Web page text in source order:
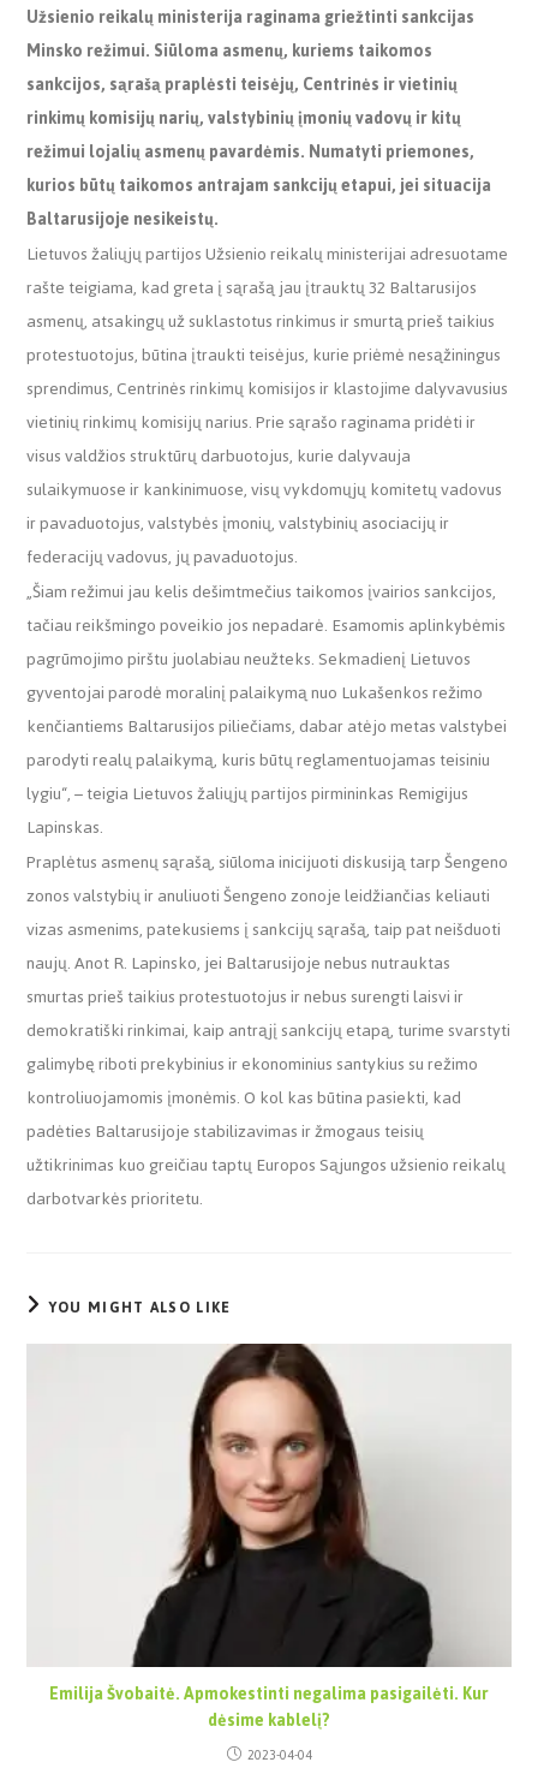
Užsienio reikalų ministerija raginama griežtinti sankcijas
Minsko režimui. Siūloma asmenų, kuriems taikomos
sankcijos, sąrašą praplėsti teisėjų, Centrinės ir vietinių
rinkimų komisijų narių, valstybinių įmonių vadovų ir kitų
režimui lojaliųasmenų pavardėmis. Numatyti priemones,
kurios būtų taikomos antrajam sankcijų etapui, jei situacija
Baltarusijoje nesikeistų.
Lietuvos žaliųjų partijos Užsienio reikalų ministerijai adresuotame
rašte teigiama, kad greta į sąrašą jau įtrauktų 32 Baltarusijos
asmenų, atsakingų už suklastotus rinkimus ir smurtą prieš taikius
protestuotojus, būtina įtraukti teisėjus, kurie priėmė nesąžiningus
sprendimus, Centrinės rinkimų komisijos ir klastojime dalyvavusius
vietinių rinkimų komisijų narius. Prie sąrašo raginama pridėti ir
visus valdžios struktūrų darbuotojus, kurie dalyvauja
sulaikymuose ir kankinimuose, visų vykdomųjų komitetų vadovus
ir pavaduotojus, valstybės įmonių, valstybinių asociacijų ir
federacijų vadovus, jų pavaduotojus.
„Šiam režimui jau kelis dešimtmečius taikomos įvairios sankcijos,
tačiau reikšmingo poveikio jos nepadarė. Esamomis aplinkybėmis
pagrūmojimo pirštu juolabiau neužteks. Sekmadienį Lietuvos
gyventojai parodė moralinį palaikymą nuo Lukašenkos režimo
kenčiantiems Baltarusijos piliečiams, dabar atėjo metas valstybei
parodyti realų palaikymą, kuris būtų reglamentuojamas teisiniu
lygiu“, – teigia Lietuvos žaliųjų partijos pirmininkas Remigijus
Lapinskas.
Praplėtus asmenų sąrašą, siūloma inicijuoti diskusiją tarp Šengeno
zonos valstybių ir anuliuoti Šengeno zonoje leidžiančias keliauti
vizas asmenims, patekusiems į sankcijų sąrašą, taip pat neišduoti
naujų. Anot R. Lapinsko, jei Baltarusijoje nebus nutrauktas
smurtas prieš taikius protestuotojus ir nebus surengti laisvi ir
demokratiški rinkimai, kaip antrąjį sankcijų etapą, turime svarstyti
galimybę riboti prekybinius ir ekonominius santykius su režimo
kontroliuojamomis įmonėmis. O kol kas būtina pasiekti, kad
padėties Baltarusijoje stabilizavimas ir žmogaus teisių
užtikrinimas kuo greičiau taptų Europos Sąjungos užsienio reikalų
darbotvarkės prioritetu.
YOU MIGHT ALSO LIKE
Emilija Švobaitė. Apmokestinti negalima pasigailėti. Kur
dėsime kablelį?
2023-04-04